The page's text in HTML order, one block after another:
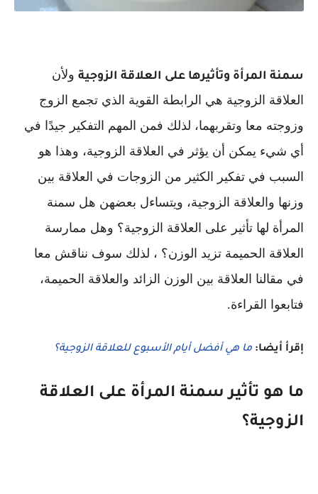
سمنة المرأة وتأثيرها على العلاقة الزوجية ولأن
العلاقة الزوجية هي الرابطة القوية الذي تجمع الزوج
وزوجته معا وتقربهما، لذلك فمن المهم التفكير جيدًا في
أي شيء يمكن أن يؤثر في العلاقة الزوجية، وهذا هو
السبب في تفكير الكثير من الزوجات في العلاقة بين
وزنها والعلاقة الزوجية، ويتساءل بعضهن هل سمنة
المرأة لها تأثير على العلاقة الزوجية؟ وهل ممارسة
العلاقة الحميمة تزيد الوزن؟ ، لذلك سوف نناقش معا
في مقالنا العلاقة بين الوزن الزائد والعلاقة الحميمة،
فتابعوا القراءة.
إقرأ أيضا: ما هي أفضل أيام الأسبوع للعلاقة الزوجية؟
ما هو تأثير سمنة المرأة على العلاقة
الزوجية؟